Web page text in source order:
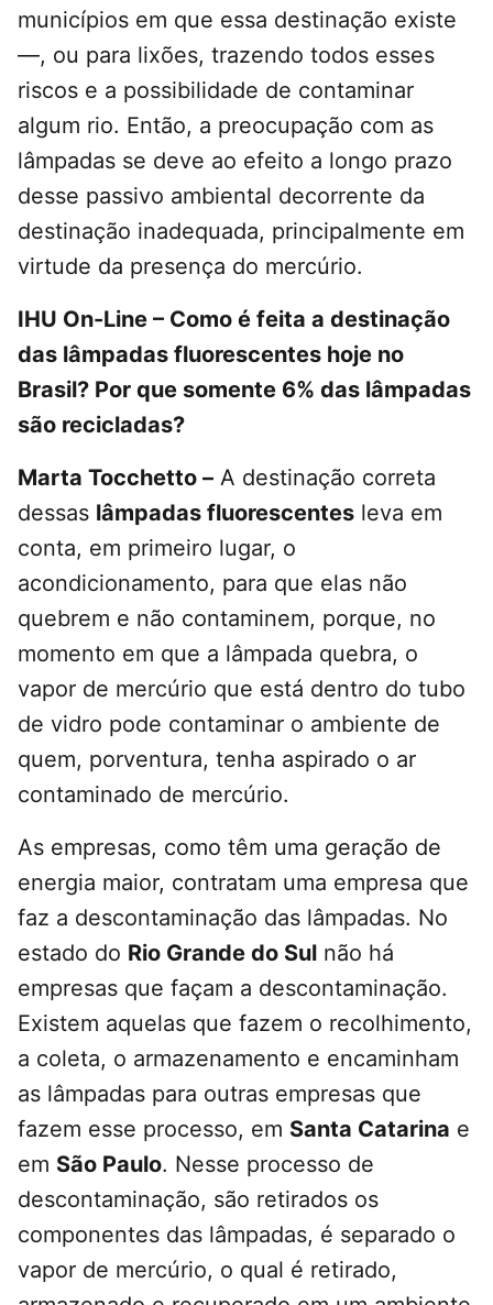
municípios em que essa destinação existe
—, ou para lixões, trazendo todos esses
riscos e a possibilidade de contaminar
algum rio. Então, a preocupação com as
lâmpadas se deve ao efeito a longo prazo
desse passivo ambiental decorrente da
destinação inadequada, principalmente em
virtude da presença do mercúrio.
IHU On-Line – Como é feita a destinação
das lâmpadas fluorescentes hoje no
Brasil? Por que somente 6% das lâmpadas
são recicladas?
Marta Tocchetto – A destinação correta
dessas lâmpadas fluorescentes leva em
conta, em primeiro lugar, o
acondicionamento, para que elas não
quebrem e não contaminem, porque, no
momento em que a lâmpada quebra, o
vapor de mercúrio que está dentro do tubo
de vidro pode contaminar o ambiente de
quem, porventura, tenha aspirado o ar
contaminado de mercúrio.
As empresas, como têm uma geração de
energia maior, contratam uma empresa que
faz a descontaminação das lâmpadas. No
estado do Rio Grande do Sul não há
empresas que façam a descontaminação.
Existem aquelas que fazem o recolhimento,
a coleta, o armazenamento e encaminham
as lâmpadas para outras empresas que
fazem esse processo, em Santa Catarina e
em São Paulo. Nesse processo de
descontaminação, são retirados os
componentes das lâmpadas, é separado o
vapor de mercúrio, o qual é retirado,